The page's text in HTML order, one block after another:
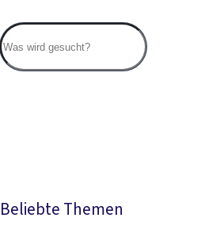
Beliebte Themen